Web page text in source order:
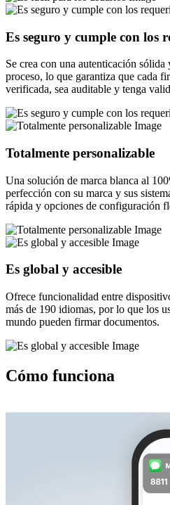
Es seguro y cumple con los
Se crea con una autenticación
proceso, lo que garantiza que cada
verificada, sea auditable y tenga
Totalmente personalizable
Una solución de marca blanca al
perfección con su marca y sus
rápida y opciones de configuración
Es global y accesible
Ofrece funcionalidad entre
más de 190 idiomas, por lo que los
mundo pueden firmar documentos.
Cómo funciona